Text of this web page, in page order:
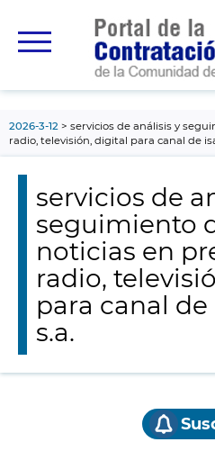
principal
2026-3-12
servicios de análisis y
radio, televisión, digital para canal de
servicios de
seguimiento
noticias en
radio,
para canal de
s.a.